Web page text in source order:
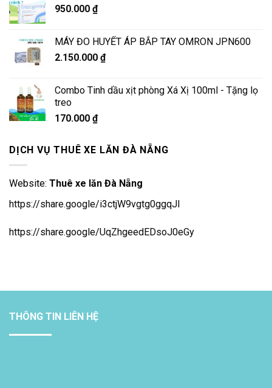
950.000 ₫
MÁY ĐO HUYẾT ÁP BẮP TAY OMRON JPN600
2.150.000 ₫
Combo Tinh dầu xịt phòng Xá Xị 100ml - Tặng lọ
treo
170.000 ₫
DỊCH VỤ THUÊ XE LĂN ĐÀ NẴNG
Website: Thuê xe lăn Đà Nẵng
https://share.google/i3ctjW9vgtg0ggqJl
https://share.google/UqZhgeedEDsoJ0eGy
THÔNG TIN LIÊN HỆ